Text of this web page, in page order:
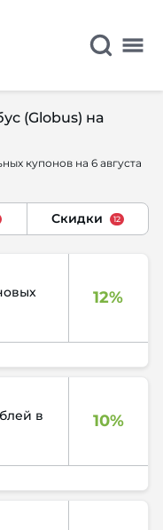
(Globus) на
купонов на 6 августа
Скидки 12
12%
10%
в